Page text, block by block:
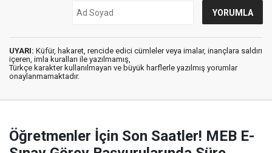
UYARI: Küfür, hakaret, rencide edici cümleler veya imalar, inançlara saldırı
içeren, imla kuralları ile yazılmamış,
Türkçe karakter kullanılmayan ve büyük harflerle yazılmış yorumlar
onaylanmamaktadır.
Öğretmenler İçin Son Saatler! MEB E-